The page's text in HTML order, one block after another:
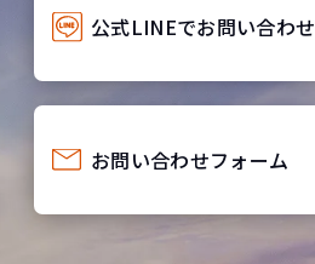
公式LINEでお問い合わせ
お問い合わせフォーム